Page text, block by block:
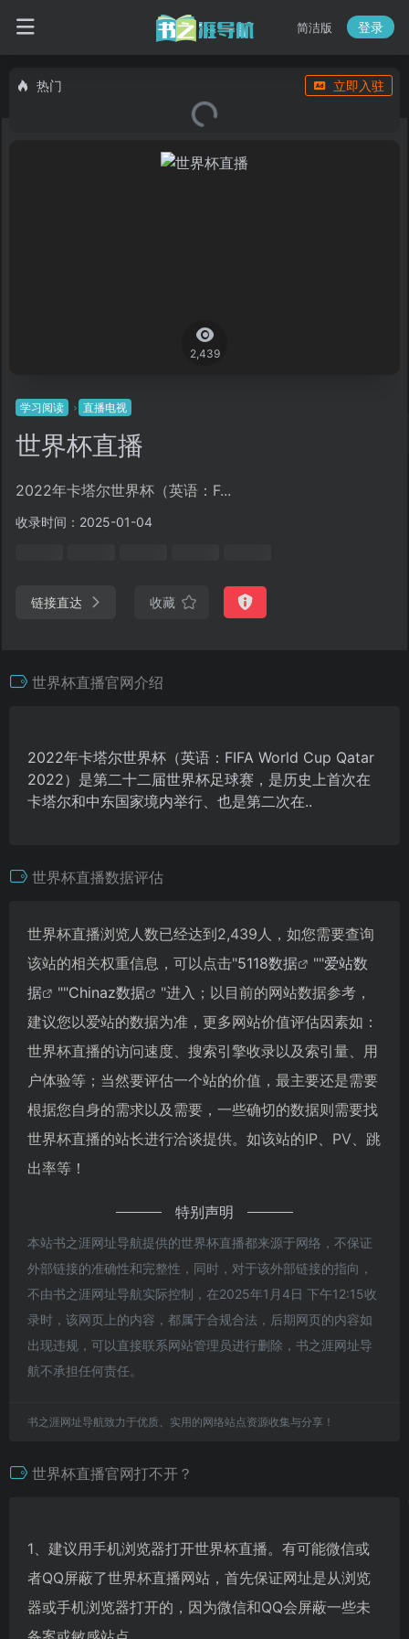
简洁版 登录
热门 立即入驻
2,439
学习阅读 直播电视
世界杯直播
2022年卡塔尔世界杯（英语：F...
收录时间：2025-01-04
链接直达 收藏
世界杯直播官网介绍
2022年卡塔尔世界杯（英语：FIFA World Cup Qatar
2022）是第二十二届世界杯足球赛，是历史上首次在
卡塔尔和中东国家境内举行、也是第二次在..
世界杯直播数据评估
世界杯直播浏览人数已经达到2,439人，如您需要查询
该站的相关权重信息，可以点击"5118数据 ""爱站数
据
""Chinaz数据
"进入；以目前的网站数据参考，
建议您以爱站的数据为准，更多网站价值评估因素如：
世界杯直播的访问速度、搜索引擎收录以及索引量、用
户体验等；当然要评估一个站的价值，最主要还是需要
根据您自身的需求以及需要，一些确切的数据则需要找
世界杯直播的站长进行洽谈提供。如该站的IP、PV、跳
出率等！
特别声明
本站书之涯网址导航提供的世界杯直播都来源于网络，不保证
外部链接的准确性和完整性，同时，对于该外部链接的指向，
不由书之涯网址导航实际控制，在2025年1月4日 下午12:15收
录时，该网页上的内容，都属于合规合法，后期网页的内容如
出现违规，可以直接联系网站管理员进行删除，书之涯网址导
航不承担任何责任。
书之涯网址导航致力于优质、实用的网络站点资源收集与分享！
世界杯直播官网打不开？
1、建议用手机浏览器打开世界杯直播。有可能微信或
者QQ屏蔽了世界杯直播网站，首先保证网址是从浏览
器或手机浏览器打开的，因为微信和QQ会屏蔽一些未